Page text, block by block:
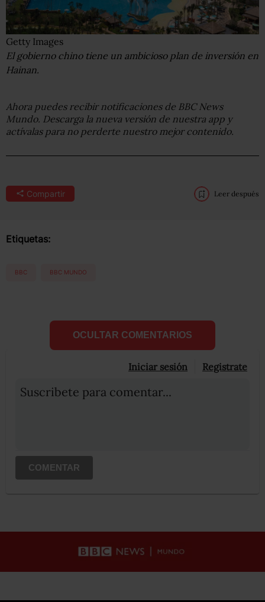
Getty Images
El gobierno chino tiene un ambicioso plan de inversión en
Hainan.
Ahora puedes recibir notificaciones de BBC News
Mundo. Descarga la nueva versión de nuestra app y
actívalas para no perderte nuestro mejor contenido.
Compartir Leer después
Etiquetas:
BBC BBC MUNDO
OCULTAR COMENTARIOS
Iniciar sesión Registrate
Suscribete para comentar...
COMENTAR